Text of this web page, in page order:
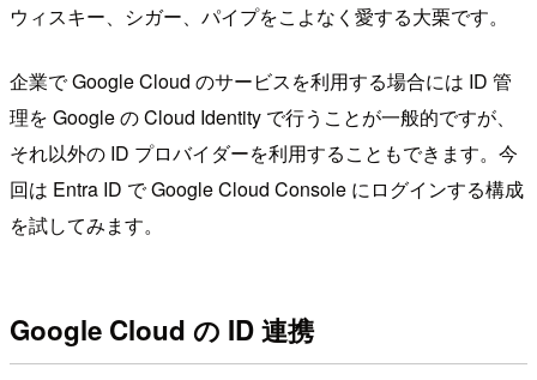
ウィスキー、シガー、パイプをこよなく愛する大栗です。
企業で Google Cloud のサービスを利用する場合には ID 管
理を Google の Cloud Identity で行うことが一般的ですが、
それ以外の ID プロバイダーを利用することもできます。今
回は Entra ID で Google Cloud Console にログインする構成
を試してみます。
Google Cloud の ID 連携